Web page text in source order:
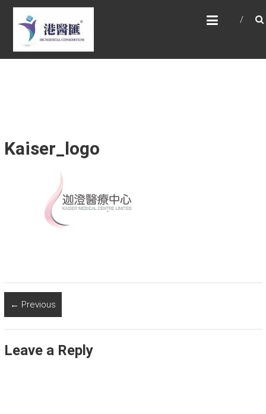
Skip
content
HONG KONG MEDICAL
CONSORTIUM LIMITED 港
醫匯
HEALTH CARE 醫健服務, GENERAL PRACTICE
Kaiser_logo
← Previous
Leave a Reply